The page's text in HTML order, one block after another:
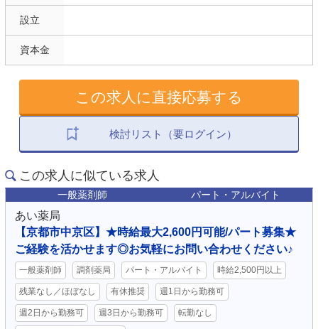
設立
資本金
検討リスト（要ログイン）
この求人に直接応募する
この求人に似ている求人
一般薬剤師 パート・アルバイト
あい薬局
【京都市中京区】★時給最大2,600円可能/パート募集★
ご経験を活かせます◎お気軽にお問い合わせください♪
一般薬剤師 調剤薬局 パート・アルバイト 時給2,500円以上
残業なし／ほぼなし 有休推奨 週1日から勤務可
週2日から勤務可 週3日から勤務可 転勤なし